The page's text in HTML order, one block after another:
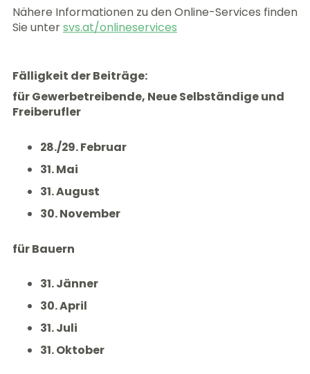
Nähere Informationen zu den Online-Services finden
Sie untersvs.at/onlineservices
Fälligkeit der Beiträge:
für Gewerbetreibende, Neue Selbständige und
Freiberufler
28./29. Februar
31. Mai
31. August
30. November
für Bauern
31. Jänner
30. April
31. Juli
31. Oktober